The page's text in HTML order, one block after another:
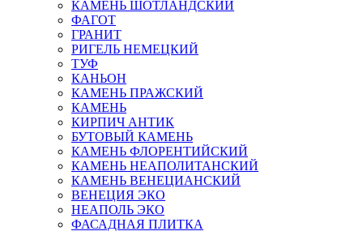
КАМЕНЬ ШОТЛАНДСКИЙ
ФАГОТ
ГРАНИТ
РИГЕЛЬ НЕМЕЦКИЙ
ТУФ
КАНЬОН
КАМЕНЬ ПРАЖСКИЙ
КАМЕНЬ
КИРПИЧ АНТИК
БУТОВЫЙ КАМЕНЬ
КАМЕНЬ ФЛОРЕНТИЙСКИЙ
КАМЕНЬ НЕАПОЛИТАНСКИЙ
КАМЕНЬ ВЕНЕЦИАНСКИЙ
ВЕНЕЦИЯ ЭКО
НЕАПОЛЬ ЭКО
ФАСАДНАЯ ПЛИТКА